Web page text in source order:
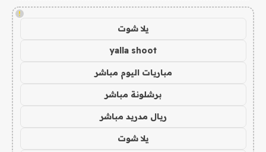
!
يلا شوت
yalla shoot
مباريات اليوم مباشر
برشلونة مباشر
ريال مدريد مباشر
يلا شوت